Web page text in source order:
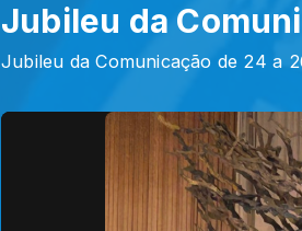
Jubileu da
Jubileu da Comunicação de 24 a